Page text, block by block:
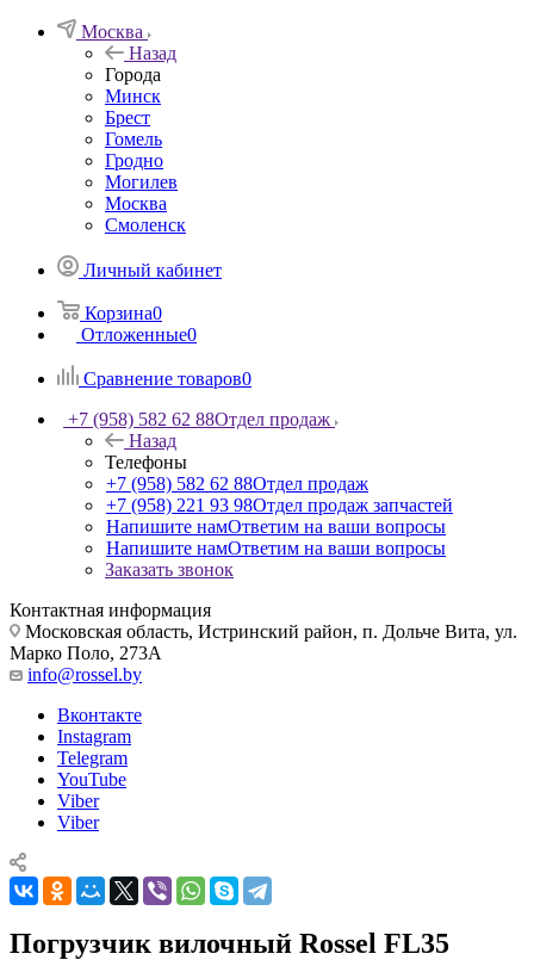
Москва
Назад
Города
Минск
Брест
Гомель
Гродно
Могилев
Москва
Смоленск
Личный кабинет
Корзина0
Отложенные0
Сравнение товаров0
+7 (958) 582 62 88Отдел продаж
Назад
Телефоны
+7 (958) 582 62 88Отдел продаж
+7 (958) 221 93 98Отдел продаж запчастей
Напишите намОтветим на ваши вопросы
Напишите намОтветим на ваши вопросы
Заказать звонок
Контактная информация
Московская область, Истринский район, п. Дольче Вита, ул.
Марко Поло, 273А
info@rossel.by
Вконтакте
Instagram
Telegram
YouTube
Viber
Viber
Погрузчик вилочный Rossel FL35